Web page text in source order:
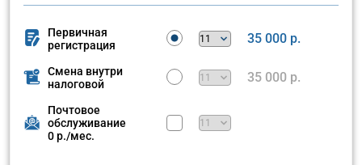
Первичная
регистрация
35 000 р.
Смена внутри
налоговой
35 000 р.
Почтовое
обслуживание
0 р./мес.